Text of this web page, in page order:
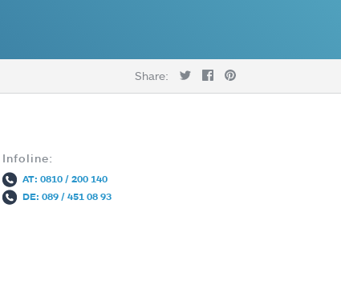
Share:
Infoline:
AT: 0810 / 200 140
DE: 089 / 451 08 93